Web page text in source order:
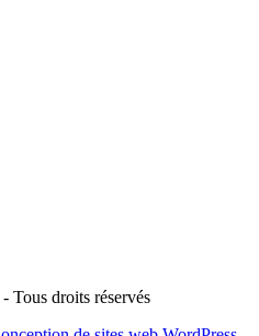
Tous droits réservés